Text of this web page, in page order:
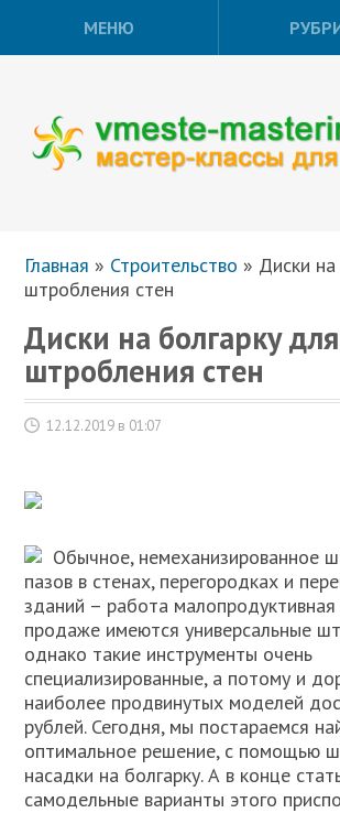
МЕНЮ
Главная » Строительство » Диски
штробления стен
Диски на болгарку для
штробления стен
12.12.2019 в 01:07
Обычное, немеханизированное
пазов в стенах, перегородках и
зданий – работа
продаже имеются универсальные
однако такие инструменты очень
специализированные, а потому и
наиболее продвинутых моделей
рублей. Сегодня, мы постараемся
оптимальное решение, с помощью
насадки на болгарку. А в конце
самодельные варианты этого